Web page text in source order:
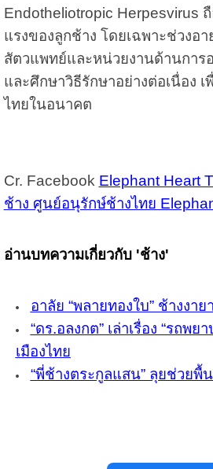
Endotheliotropic Herpesvirus
แรงของลูกช้าง โดยเฉพาะช่วงอ
สัตวแพทย์และหน่วยงานด้านการ
และศึกษาวิธีรักษาอย่างต่อเนื่อง
ไทยในอนาคต
Cr. Facebook Elephant Heart
ช้าง ศูนย์อนุรักษ์ช้างไทย
อ่านบทความเกี่ยวกับ 'ช้าง'
อาลัย “พลายทองใบ” ช้างงา
“ดร.อลงกต” เล่าเรื่อง “รถพ
เมืองไทย
“พี่ช้างตระกูลแสน” ลุยช่วยพื้